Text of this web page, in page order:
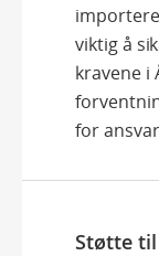
viktig å
kravene i
for
Støtte